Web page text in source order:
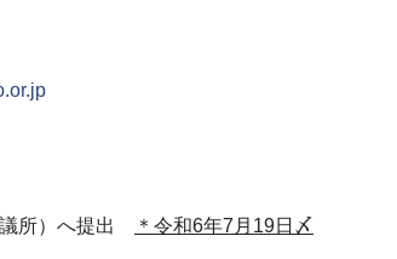
議所）へ提出
＊令和6年7 月 19日〆